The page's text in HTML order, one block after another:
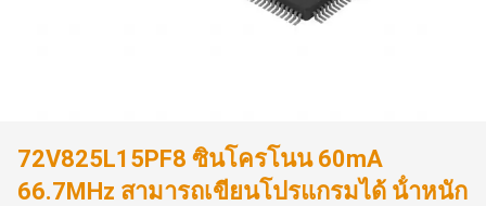
72V825L15PF8 ซินโครโนน 60mA
66.7MHz สามารถเขียนโปรแกรมได้ น้ําหนัก